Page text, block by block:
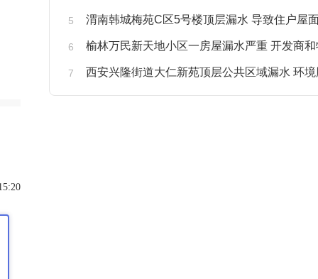
渭南韩城梅苑C区5号楼顶层漏水 导致住户屋面被
榆林万民新天地小区一房屋漏水严重 开发商和物业不予
西安兴隆街道大仁新苑顶层公共区域漏水 环